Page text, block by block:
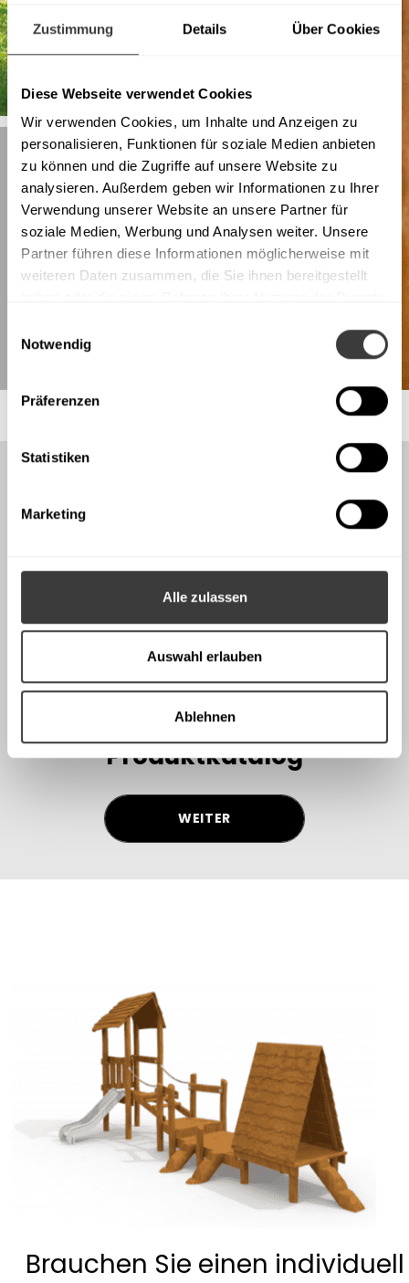
Zustimmung Details Über Cookies
Diese Webseite verwendet Cookies
Wir verwenden Cookies, um Inhalte und Anzeigen zu
personalisieren, Funktionen für soziale Medien anbieten
zu können und die Zugriffe auf unsere Website zu
analysieren. Außerdem geben wir Informationen zu Ihrer
Verwendung unserer Website an unsere Partner für
soziale Medien, Werbung und Analysen weiter. Unsere
Partner führen diese Informationen möglicherweise mit
weiteren Daten zusammen, die Sie ihnen bereitgestellt
Notwendig
Präferenzen
Statistiken
Marketing
Alle zulassen
Auswahl erlauben
Ablehnen
Bestellen oder
downloaden Sie
unseren
Produktkatalog
WEITER
Brauchen Sie einen individuell